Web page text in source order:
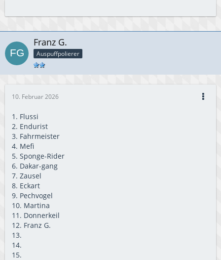
Franz G.
Auspuffpolierer
10. Februar 2026
1. Flussi
2. Endurist
3. Fahrmeister
4. Mefi
5. Sponge-Rider
6. Dakar-gang
7. Zausel
8. Eckart
9. Pechvogel
10. Martina
11. Donnerkeil
12. Franz G.
13.
14.
15.